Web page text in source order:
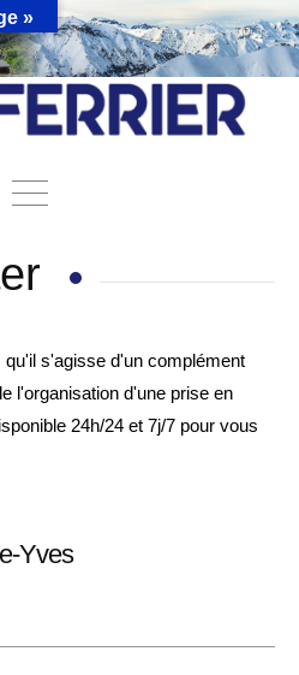
s'agisse d'un complément
l'organisation d'une prise en
24h/24 et 7j/7 pour vous
Yves
»